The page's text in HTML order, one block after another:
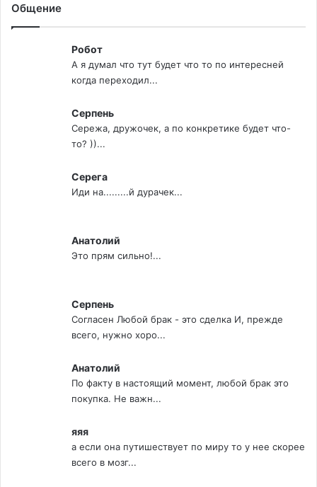
Общение
Робот
А я думал что тут будет что то по интересней
когда переходил...
Серпень
Сережа, дружочек, а по конкретике будет что-
то? ))...
Серега
Иди на.........й дурачек...
Анатолий
Это прям сильно!...
Серпень
Согласен Любой брак - это сделка И, прежде
всего, нужно хоро...
Анатолий
По факту в настоящий момент, любой брак это
покупка. Не важн...
яяя
а если она путишествует по миру то у нее скорее
всего в мозг...